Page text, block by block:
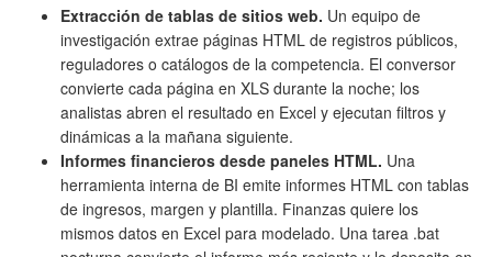
Extracción de tablas de sitios web. Un equipo de
investigación extrae páginas HTML de registros públicos,
reguladores o catálogos de la competencia. El conversor
convierte cada página en XLS durante la noche; los
analistas abren el resultado en Excel y ejecutan filtros y
dinámicas a la mañana siguiente.
Informes financieros desde paneles HTML. Una
herramienta interna de BI emite informes HTML con tablas
de ingresos, margen y plantilla. Finanzas quiere los
mismos datos en Excel para modelado. Una tarea .bat